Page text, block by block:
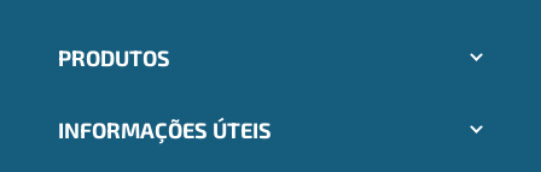
Indique um amigo
Trabalhe Conosco
Ailos Educação
PRODUTOS
Consórcios
INFORMAÇÕES ÚTEIS